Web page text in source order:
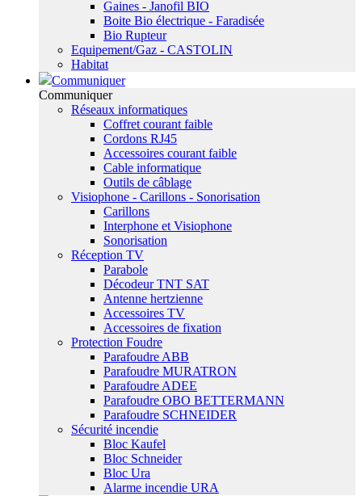
Gaines - Janofil BIO
Boite Bio électrique - Faradisée
Bio Rupteur
Equipement/Gaz - CASTOLIN
Habitat
Communiquer
Communiquer
Réseaux informatiques
Coffret courant faible
Cordons RJ45
Accessoires courant faible
Cable informatique
Outils de câblage
Visiophone - Carillons - Sonorisation
Carillons
Interphone et Visiophone
Sonorisation
Réception TV
Parabole
Décodeur TNT SAT
Antenne hertzienne
Accessoires TV
Accessoires de fixation
Protection Foudre
Parafoudre ABB
Parafoudre MURATRON
Parafoudre ADEE
Parafoudre OBO BETTERMANN
Parafoudre SCHNEIDER
Sécurité incendie
Bloc Kaufel
Bloc Schneider
Bloc Ura
Alarme incendie URA